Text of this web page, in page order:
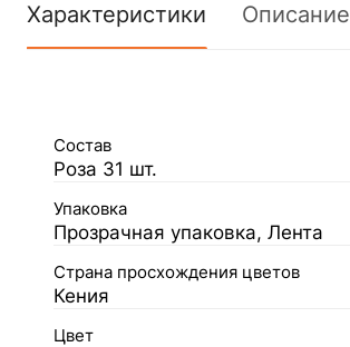
Характеристики Описание
Состав
Роза 31 шт.
Упаковка
Прозрачная упаковка, Лента
Страна просхождения цветов
Кения
Цвет